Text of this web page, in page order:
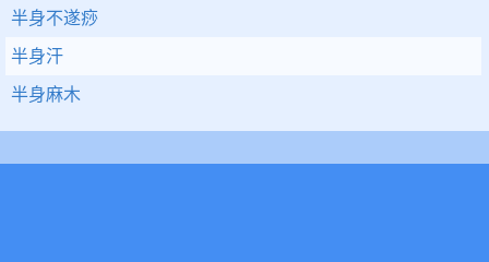
半身不遂痧
半身汗
半身麻木